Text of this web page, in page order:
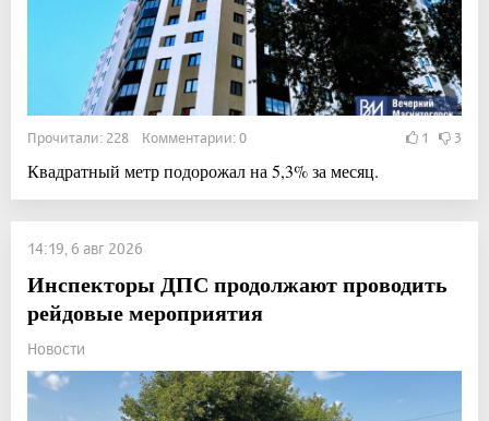
Прочитали: 228 Комментарии: 0 1 3
Квадратный метр подорожал на 5,3% за месяц.
14:19, 6 авг 2026
Инспекторы ДПС продолжают проводить
рейдовые мероприятия
Новости